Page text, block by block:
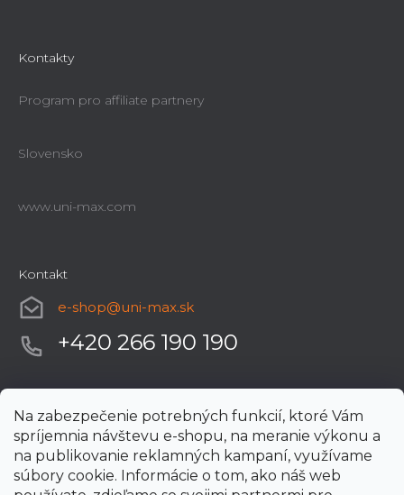
Na zabezpečenie potrebných funkcií, ktoré Vám
spríjemnia návštevu e-shopu, na meranie výkonu a
na publikovanie reklamných kampaní, využívame
súbory cookie. Informácie o tom, ako náš web
Kontakty
Program pro affiliate partnery
Slovensko
www.uni-max.com
Kontakt
e-shop@uni-max.sk
+420 266 190 190